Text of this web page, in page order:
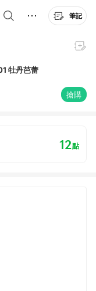
筆記
牡丹芭蕾
搶購
12點